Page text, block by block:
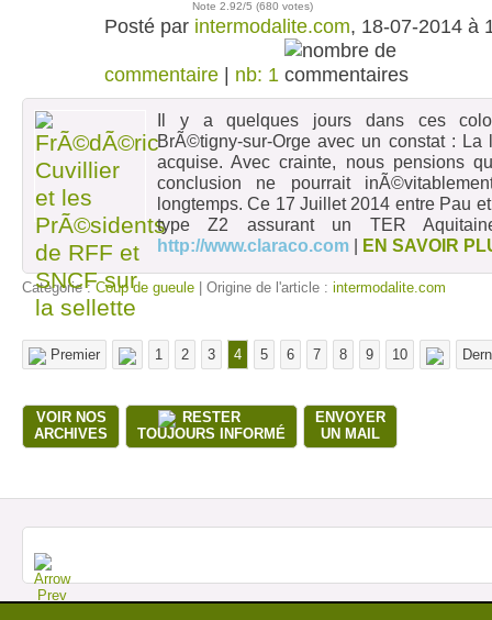
Note 2.92/5 (680 votes)
Posté par intermodalite.com, 18-07-2014 à
commentaire | nb: 1
Il y a quelques jours dans ces
BrÃ©tigny-sur-Orge avec un constat :
acquise. Avec crainte, nous pensions
conclusion ne pourrait
longtemps. Ce 17 Juillet 2014 entre Pau
type Z2 assurant un TER
http://www.claraco.com | EN SAVOIR
Catégorie :Coup de gueule | Origine de l'article : intermodalite.com
Premier 1 2 3 4 5 6 7 8 9 10
VOIR NOS
ARCHIVES
RESTER
TOUJOURS INFORMÉ
ENVOYER
UN MAIL